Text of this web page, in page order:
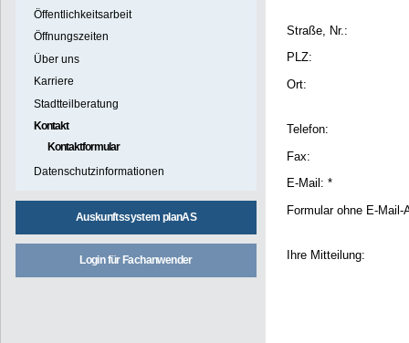
Öffentlichkeitsarbeit
Öffnungszeiten
Über uns
Karriere
Stadtteilberatung
Kontakt
Kontaktformular
Datenschutzinformationen
Auskunftssystem planAS
Login für Fachanwender
Straße, Nr.:
PLZ:
Ort:
Telefon:
Fax:
E-Mail: *
Formular ohne E-
Ihre Mitteilung: